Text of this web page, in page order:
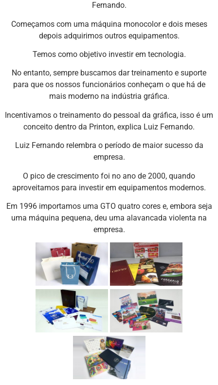
Fernando.
Começamos com uma máquina monocolor e dois meses
depois adquirimos outros equipamentos.
Temos como objetivo investir em tecnologia.
No entanto, sempre buscamos dar treinamento e suporte
para que os nossos funcionários conheçam o que há de
mais moderno na indústria gráfica.
Incentivamos o treinamento do pessoal da gráfica, isso é um
conceito dentro da Printon, explica Luiz Fernando.
Luiz Fernando relembra o período de maior sucesso da
empresa.
O pico de crescimento foi no ano de 2000, quando
aproveitamos para investir em equipamentos modernos.
Em 1996 importamos uma GTO quatro cores e, embora seja
uma máquina pequena, deu uma alavancada violenta na
empresa.